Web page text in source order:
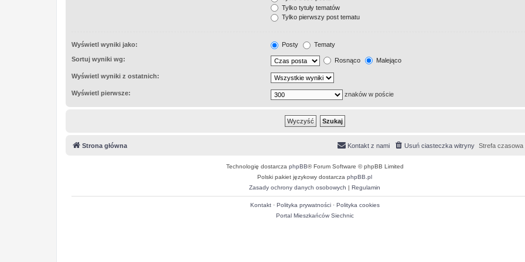
Tylko tytuły tematów
Tylko pierwszy post tematu
Wyświetl wyniki jako: Posty Tematy
Sortuj wyniki wg: Rosnąco Malejąco
Wyświetl wyniki z ostatnich:
Wyświetl pierwsze: znaków w poście
Strona główna Strefa czasowa
Usuń ciasteczka witryny
Kontakt z nami
Technologię dostarcza phpBB® Forum Software © phpBB Limited
Polski pakiet językowy dostarcza phpBB.pl
Zasady ochrony danych osobowych | Regulamin
Kontakt· Polityka prywatności· Polityka cookies
Portal Mieszkańców Siechnic